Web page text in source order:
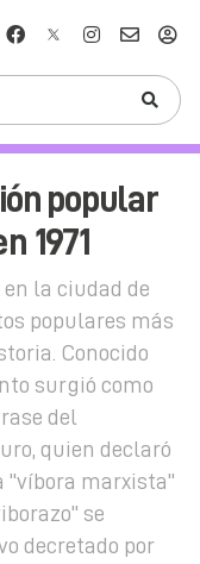
popular
1971
en la ciudad de
populares más
Conocido
surgió como
del
quien declaró
"víbora marxista"
se
decretado por